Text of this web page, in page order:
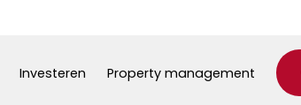
Investeren Property management